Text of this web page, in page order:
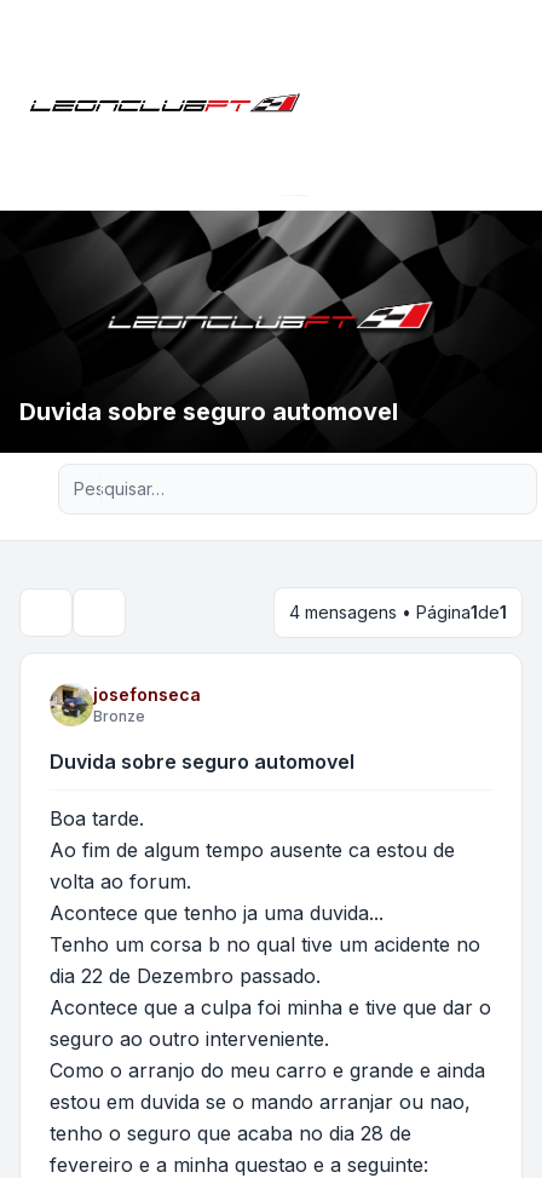
Duvida sobre seguro automovel
Pesquisa avançada
4 mensagens • Página1de1
josefonseca
Bronze
Duvida sobre seguro automovel
Boa tarde.
Ao fim de algum tempo ausente ca estou de
volta ao forum.
Acontece que tenho ja uma duvida...
Tenho um corsa b no qual tive um acidente no
dia 22 de Dezembro passado.
Acontece que a culpa foi minha e tive que dar o
seguro ao outro interveniente.
Como o arranjo do meu carro e grande e ainda
estou em duvida se o mando arranjar ou nao,
tenho o seguro que acaba no dia 28 de
fevereiro e a minha questao e a seguinte: